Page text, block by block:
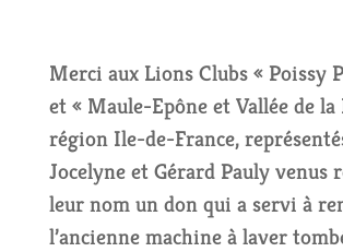
Merci aux Lions Clubs « Poissy
et « Maule-Epône et Vallée de
région Ile-de-France,
Jocelyne et Gérard Pauly venus
leur nom un don qui a servi à
l’ancienne machine à laver